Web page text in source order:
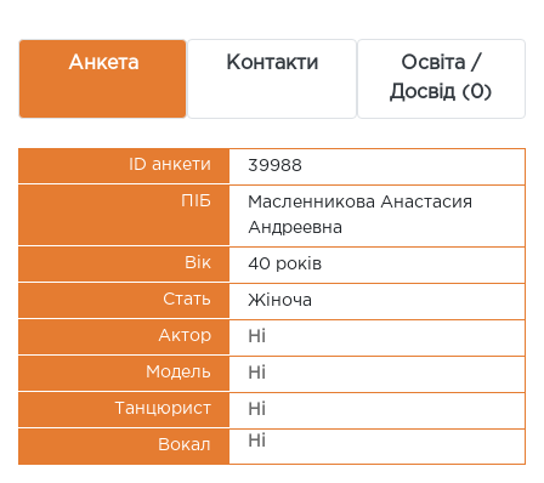
Анкета Контакти
Освіта /
Досвід (0)
ID анкети 39988
ПІБ
Масленникова Анастасия
Андреевна
Вік 40 рокiв
Стать Жіноча
Актор Ні
Модель Ні
Танцюрист Ні
Вокал Ні